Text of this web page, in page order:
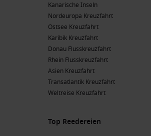
Kanarische Inseln
Nordeuropa Kreuzfahrt
Ostsee Kreuzfahrt
Karibik Kreuzfahrt
Donau Flusskreuzfahrt
Rhein Flusskreuzfahrt
Asien Kreuzfahrt
Transatlantik Kreuzfahrt
Weltreise Kreuzfahrt
Top Reedereien